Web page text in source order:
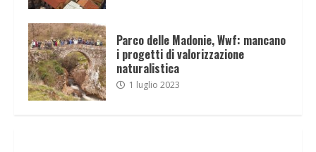
Parco delle Madonie, Wwf: mancano
i progetti di valorizzazione
naturalistica
1 luglio 2023